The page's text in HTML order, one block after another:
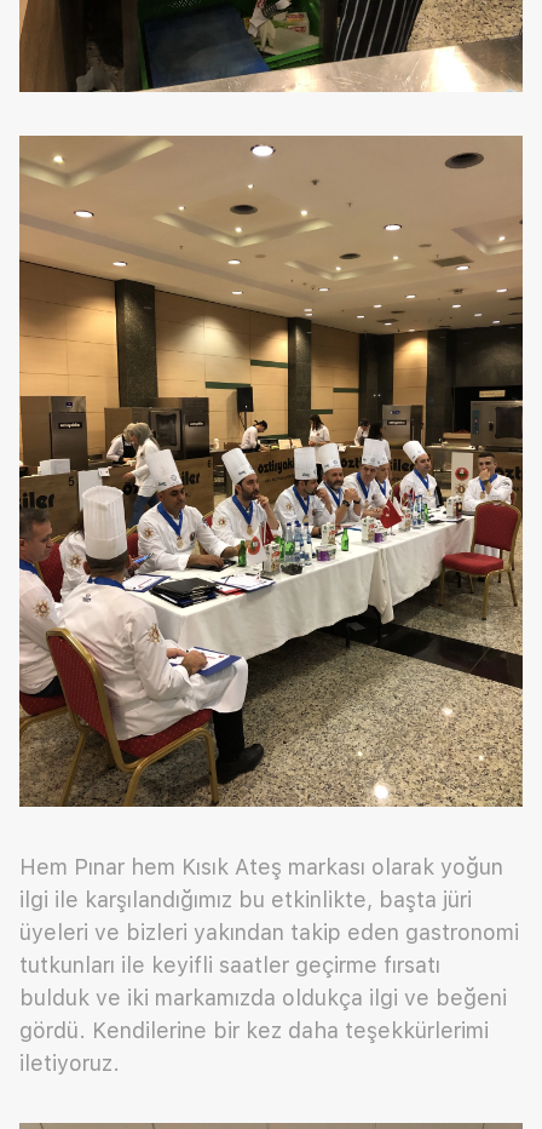
Hem Pınar hem Kısık Ateş markası olarak yoğun
ilgi ile karşılandığımız bu etkinlikte, başta jüri
üyeleri ve bizleri yakından takip eden gastronomi
tutkunları ile keyifli saatler geçirme fırsatı
bulduk ve iki markamızda oldukça ilgi ve beğeni
gördü. Kendilerine bir kez daha teşekkürlerimi
iletiyoruz.